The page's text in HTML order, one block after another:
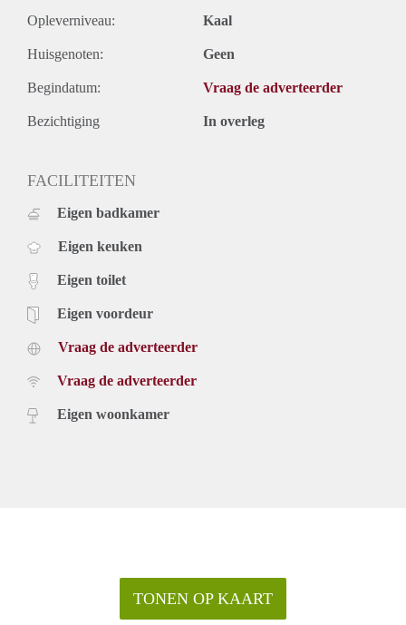
Opleverniveau: Kaal
Huisgenoten: Geen
Begindatum: Vraag de adverteerder
Bezichtiging In overleg
FACILITEITEN
Eigen badkamer
Eigen keuken
Eigen toilet
Eigen voordeur
Vraag de adverteerder
Vraag de adverteerder
Eigen woonkamer
TONEN OP KAART